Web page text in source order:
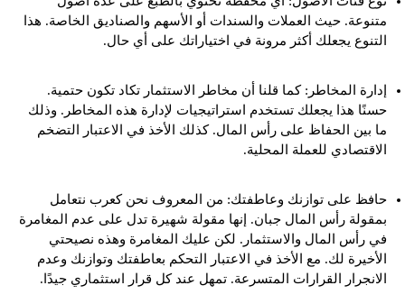
متنوعة. حيث العملات والسندات أو الأسهم والصناديق الخاصة. هذا
التنوع يجعلك أكثر مرونة في اختياراتك على أي حال.
إدارة المخاطر: كما قلنا أن مخاطر الاستثمار تكاد تكون حتمية.
حسنًا هذا يجعلك تستخدم استراتيجيات لإدارة هذه المخاطر. وذلك
ما بين الحفاظ على رأس المال. كذلك الأخذ في الاعتبار التضخم
الاقتصادي للعملة المحلية.
حافظ على توازنك وعاطفتك: من المعروف نحن كعرب نتعامل
بمقولة رأس المال جبان. إنها مقولة شهيرة تدل على عدم المغامرة
في رأس المال والاستثمار. لكن عليك المغامرة وهذه نصيحتي
الأخيرة لك. مع الأخذ في الاعتبار التحكم بعاطفتك وتوازنك وعدم
الانجرار القرارات المتسرعة. تمهل عند كل قرار استثماري جيدًا.